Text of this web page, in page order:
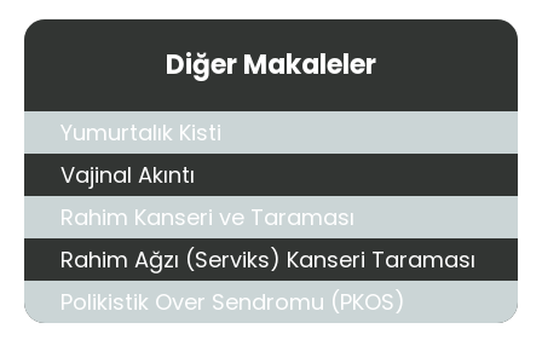
Diğer Makaleler
Yumurtalık Kisti
Vajinal Akıntı
Rahim Kanseri ve Taraması
Rahim Ağzı (Serviks) Kanseri Taraması
Polikistik Over Sendromu (PKOS)